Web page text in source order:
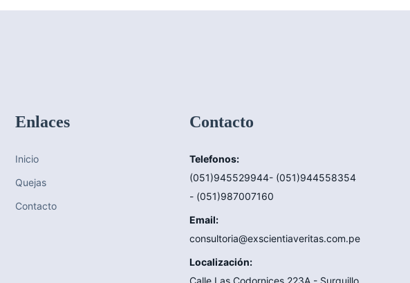
Enlaces
Inicio
Quejas
Contacto
Contacto
Telefonos:
(051)945529944- (051)944558354
- (051)987007160
Email:
consultoria@exscientiaveritas.com.pe
Localización:
Calle Las Codornices 223A - Surquillo